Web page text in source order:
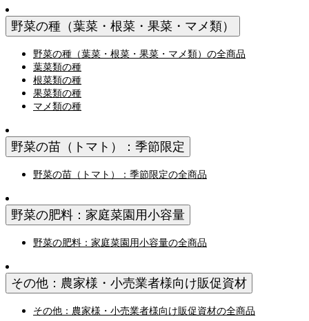
野菜の種（葉菜・根菜・果菜・マメ類）
野菜の種（葉菜・根菜・果菜・マメ類）の全商品
葉菜類の種
根菜類の種
果菜類の種
マメ類の種
野菜の苗（トマト）：季節限定
野菜の苗（トマト）：季節限定の全商品
野菜の肥料：家庭菜園用小容量
野菜の肥料：家庭菜園用小容量の全商品
その他：農家様・小売業者様向け販促資材
その他：農家様・小売業者様向け販促資材の全商品